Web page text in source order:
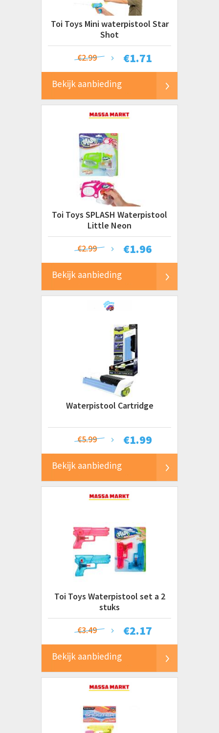
Toi Toys Mini waterpistool Star
Shot
€1.71
€2.99
Bekijk aanbieding
Toi Toys SPLASH Waterpistool
Little Neon
€1.96
€2.99
Bekijk aanbieding
Waterpistool Cartridge
€1.99
€5.99
Bekijk aanbieding
Toi Toys Waterpistool set a 2
stuks
€2.17
€3.49
Bekijk aanbieding